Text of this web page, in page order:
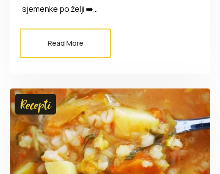
sjemenke po želji ➡️…
Read More
Recepti